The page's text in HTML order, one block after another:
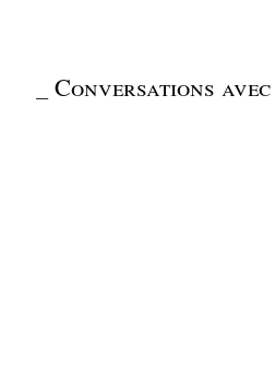
Conversations